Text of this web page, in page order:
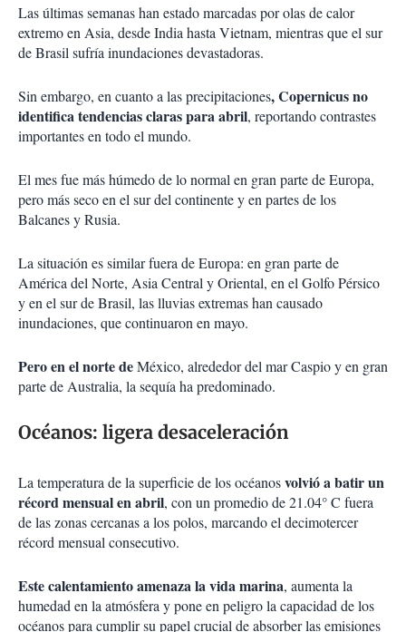
Las últimas semanas han estado marcadas por olas de calor
extremo en Asia, desde India hasta Vietnam, mientras que el sur
de Brasil sufría inundaciones devastadoras.
Sin embargo, en cuanto a las precipitaciones, Copernicus no
identifica tendencias claras para abril, reportando contrastes
importantes en todo el mundo.
El mes fue más húmedo de lo normal en gran parte de Europa,
pero más seco en el sur del continente y en partes de los
Balcanes y Rusia.
La situación es similar fuera de Europa: en gran parte de
América del Norte, Asia Central y Oriental, en el Golfo Pérsico
y en el sur de Brasil, las lluvias extremas han causado
inundaciones, que continuaron en mayo.
Pero en el norte deMéxico, alrededor del mar Caspio y en gran
parte de Australia, la sequía ha predominado.
Océanos: ligera desaceleración
La temperatura de la superficie de los océanosvolvió a batir un
récord mensual en abril, con un promedio de 21.04° C fuera
de las zonas cercanas a los polos, marcando el decimotercer
récord mensual consecutivo.
Este calentamiento amenaza la vida marina, aumenta la
humedad en la atmósfera y pone en peligro la capacidad de los
océanos para cumplir su papel crucial de absorber las emisiones